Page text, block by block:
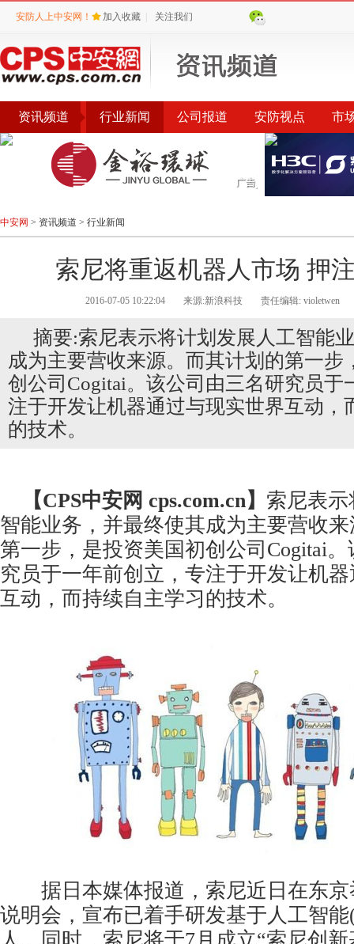
安防人上中安网！ 加入收藏 关注我们
资讯频道 行业新闻 公司报道 安防视点 市
公告 评选 榜单
中安网 > 资讯频道 > 行业新闻
索尼将重返机器人市场 押
2016-07-05 10:22:04 来源:新浪科技 责任编辑: violetwen
摘要:索尼表示将计划发展人工智能
成为主要营收来源。而其计划的第一步
创公司Cogitai。该公司由三名研究员于
注于开发让机器通过与现实世界互动，
的技术。
【CPS中安网 cps.com.cn】 索尼表
智能业务，并最终使其成为主要营收
第一步，是投资美国初创公司Cogitai
究员于一年前创立，专注于开发让机
互动，而持续自主学习的技术。
据日本媒体报道，索尼近日在东京
说明会，宣布已着手研发基于人工智